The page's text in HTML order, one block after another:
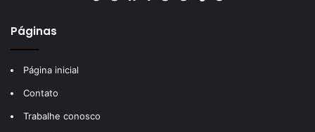
Páginas
Página inicial
Contato
Trabalhe conosco